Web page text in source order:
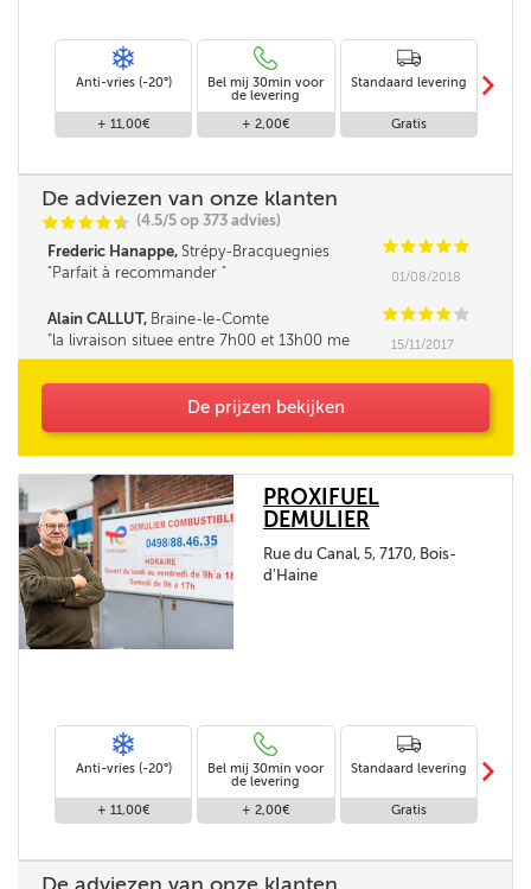
Anti-vries (-20°)
+ 11,00€
Bel mij 30min voor
de levering
+ 2,00€
Standaard levering
Gratis
m
De adviezen van onze klanten
CCCCi
@ (4.5/5 op 373 advies)
Frederic Hanappe, Strépy-Bracquegnies CCCCC
Parfait à recommander
01/08/2018
Alain CALLUT, Braine-le-Comte CCCC C
la livraison situee entre 7h00 et 13h00 me
parait tres longue. la fourchette ne pourrait elle
15/11/2017
De prijzen bekijken
PROXIFUEL
DEMULIER
Rue du Canal, 5, 7170, Bois-
d'Haine
Anti-vries (-20°)
+ 11,00€
Bel mij 30min voor
de levering
+ 2,00€
Standaard levering
Gratis
m